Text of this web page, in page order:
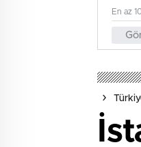
En az